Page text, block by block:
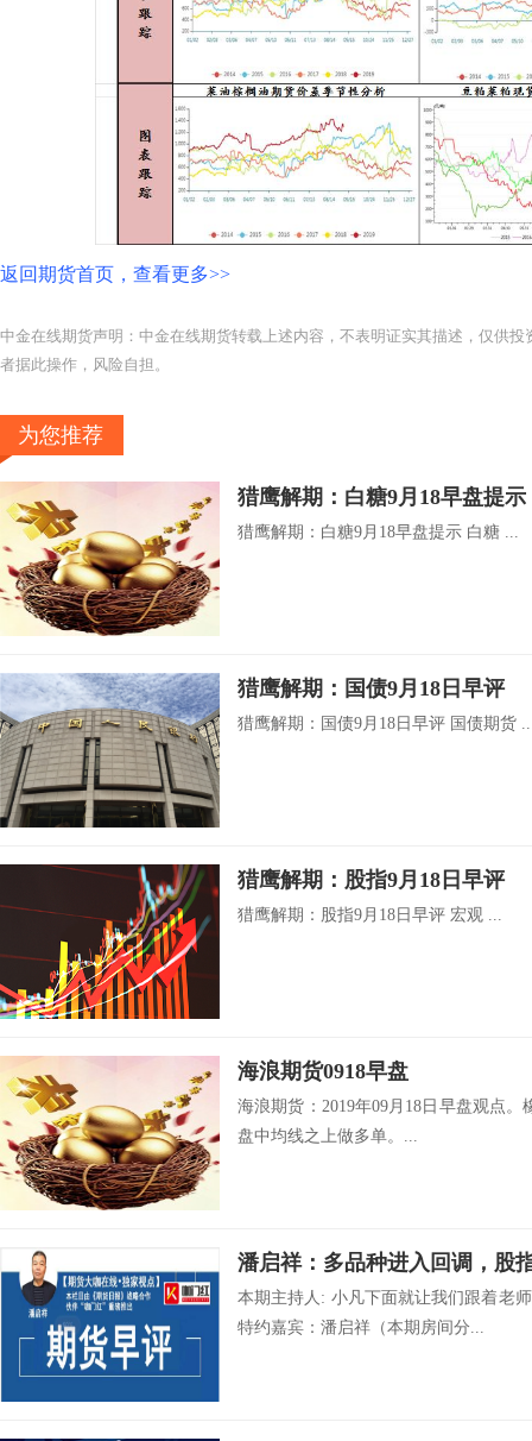
返回期货首页，查看更多>>
中金在线期货声明：中金在线期货转载上述内容，不表明证实其描述，仅供
者据此操作，风险自担。
为您推荐
猎鹰解期：白糖9月18早盘提示
猎鹰解期：白糖9月18早盘提示 白糖 ...
猎鹰解期：国债9月18日早评
猎鹰解期：国债9月18日早评 国债期货
猎鹰解期：股指9月18日早评
猎鹰解期：股指9月18日早评 宏观 ...
海浪期货0918早盘
海浪期货：2019年09月18日早盘观点。
盘中均线之上做多单。...
潘启祥：多品种进入回调，股
本期主持人: 小凡下面就让我们跟着老
特约嘉宾：潘启祥（本期房间分...